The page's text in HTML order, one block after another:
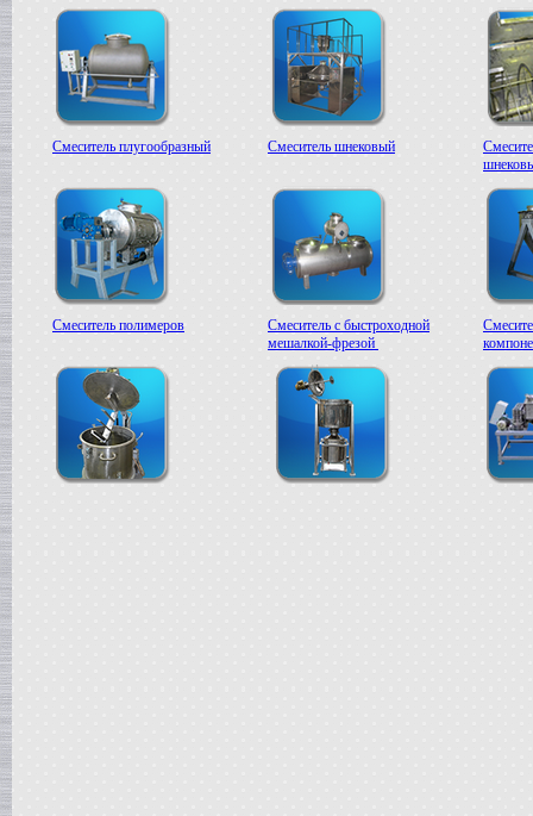
Смеситель плугообразный Смеситель шнековый
Смеситель полимеров
Смеситель с быстроходной
мешалкой-фрезой